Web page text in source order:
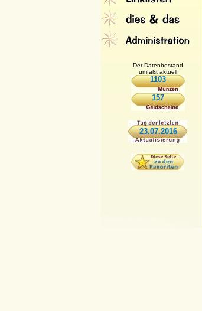
Der Datenbestand
umfaßt aktuell
1103
157
23.07.2016